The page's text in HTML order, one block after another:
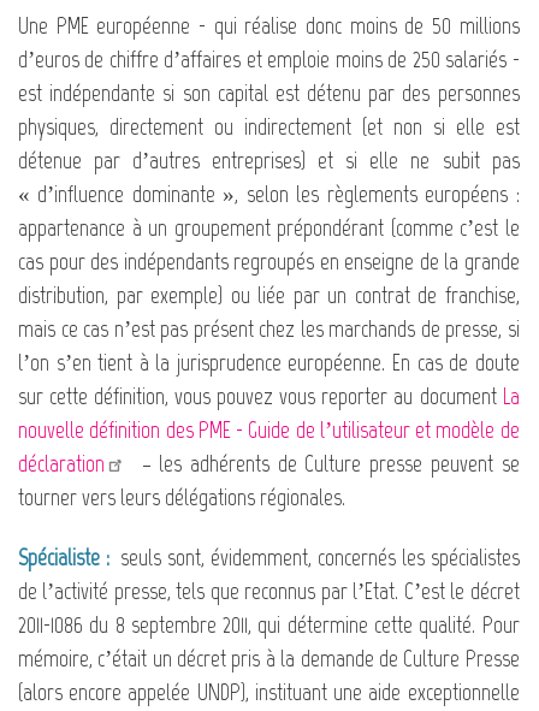
Une PME européenne - qui réalise donc moins de 50 millions
d’euros de chiffre d’affaires et emploie moins de 250 salariés -
est indépendante si son capital est détenu par des personnes
physiques, directement ou indirectement (et non si elle est
détenue par d’autres entreprises) et si elle ne subit pas
« d’influence dominante », selon les règlements européens :
appartenance à un groupement prépondérant (comme c’est le
cas pour des indépendants regroupés en enseigne de la grande
distribution, par exemple) ou liée par un contrat de franchise,
mais ce cas n’est pas présent chez les marchands de presse, si
l’on s’en tient à la jurisprudence européenne. En cas de doute
sur cette définition, vous pouvez vous reporter au document La
nouvelle définition des PME - Guide de l’utilisateur et modèle de
déclaration
– les adhérents de Culture presse peuvent se
tourner vers leurs délégations régionales.
Spécialiste : seuls sont, évidemment, concernés les spécialistes
de l’activité presse, tels que reconnus par l’Etat. C’est le décret
2011-1086 du 8 septembre 2011, qui détermine cette qualité. Pour
mémoire, c’était un décret pris à la demande de Culture Presse
(alors encore appelée UNDP), instituant une aide exceptionnelle